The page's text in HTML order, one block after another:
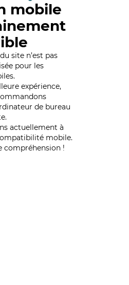
mobile
site n’est pas
pour les
expérience,
de bureau
actuellement à
mobile.
compréhension !